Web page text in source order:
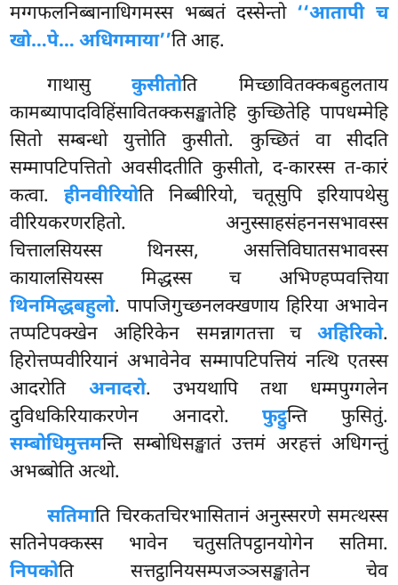
मग्गफलनिब्बानाधिगमस्स भब्बतं दस्सेन्तो ‘‘आतापी च
खो…पे… अधिगमाया’’ति आह.
गाथासुकुसीतोति मिच्छावितक्कबहुलताय
कामब्यापादविहिंसावितक्कसङ्खातेहि कुच्छितेहि पापधम्मेहि
सितो सम्बन्धो युत्तोति कुसीतो. कुच्छितं वा सीदति
सम्मापटिपत्तितो अवसीदतीति कुसीतो, द-कारस्स त-कारं
कत्वा. हीनवीरियोति निब्बीरियो, चतूसुपि इरियापथेसु
वीरियकरणरहितो. अनुस्साहसंहननसभावस्स
चित्तालसियस्स थिनस्स, असत्तिविघातसभावस्स
कायालसियस्स मिद्धस्स च अभिण्हप्पवत्तिया
थिनमिद्धबहुलो. पापजिगुच्छनलक्खणाय हिरिया अभावेन
तप्पटिपक्खेन अहिरिकेन समन्नागतत्ता च अहिरिको.
हिरोत्तप्पवीरियानं अभावेनेव सम्मापटिपत्तियं नत्थि एतस्स
आदरोति अनादरो. उभयथापि तथा धम्मपुग्गलेन
दुविधकिरियाकरणेन अनादरो.फुट्ठुन्ति फुसितुं.
सम्बोधिमुत्तमन्ति सम्बोधिसङ्खातं उत्तमं अरहत्तं अधिगन्तुं
अभब्बोति अत्थो.
सतिमाति चिरकतचिरभासितानं अनुस्सरणे समत्थस्स
सतिनेपक्कस्स भावेन चतुसतिपट्ठानयोगेन सतिमा.
निपकोति सत्तट्ठानियसम्पजञ्ञसङ्खातेन चेव